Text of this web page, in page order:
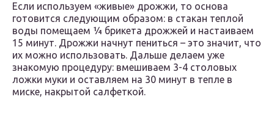
Если используем «живые» дрожжи, то основа
готовится следующим образом: в стакан теплой
воды помещаем ¼ брикета дрожжей и настаиваем
15 минут. Дрожжи начнут пениться – это значит, что
их можно использовать. Дальше делаем уже
знакомую процедуру: вмешиваем 3-4 столовых
ложки муки и оставляем на 30 минут в тепле в
миске, накрытой салфеткой.